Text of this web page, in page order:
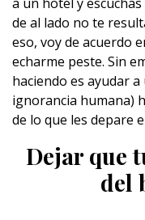
de al lado no te
eso, voy de acuerdo
echarme peste. Sin
haciendo es ayudar
ignorancia humana)
de lo que les depare
Dejar que
del